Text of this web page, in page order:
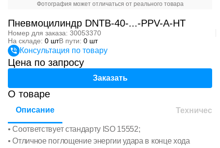
Фотография может отличаться от реального товара
Пневмоцилиндр DNTB-40-...-PPV-A-HT
Номер для заказа: 30053370
На складе: 0 штВ пути: 0 шт
Консультация по товару
Цена по запросу
Заказать
О товаре
Описание
• Соответствует стандарту ISO 15552;
• Отличное поглощение энергии удара в конце хода